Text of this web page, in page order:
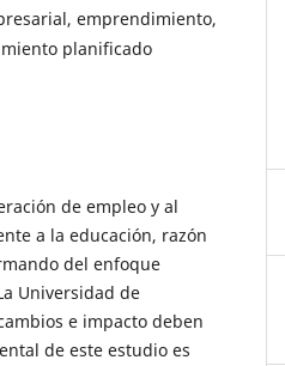
emprendimiento,
planificado
de empleo y al
a la educación, razón
del enfoque
Universidad de
e impacto deben
de este estudio es